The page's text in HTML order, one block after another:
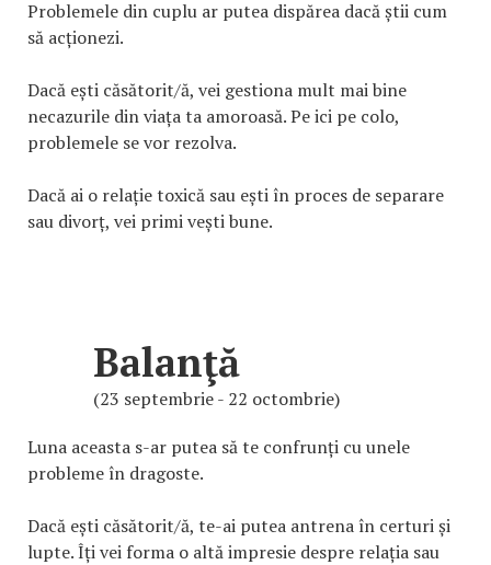
Problemele din cuplu ar putea dispărea dacă știi cum
să acționezi.
Dacă ești căsătorit/ă, vei gestiona mult mai bine
necazurile din viața ta amoroasă. Pe ici pe colo,
problemele se vor rezolva.
Dacă ai o relație toxică sau ești în proces de separare
sau divorț, vei primi vești bune.
Balanţă
(23 septembrie - 22 octombrie)
Luna aceasta s-ar putea să te confrunți cu unele
probleme în dragoste.
Dacă ești căsătorit/ă, te-ai putea antrena în certuri și
lupte. Îți vei forma o altă impresie despre relația sau